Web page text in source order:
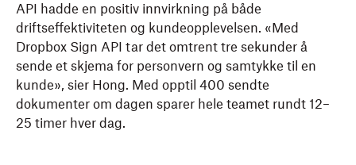
API hadde en positiv innvirkning på både
driftseffektiviteten og kundeopplevelsen. «Med
Dropbox Sign API tar det omtrent tre sekunder å
sende et skjema for personvern og samtykke til en
kunde», sier Hong. Med opptil 400 sendte
dokumenter om dagen sparer hele teamet rundt 12–
25 timer hver dag.